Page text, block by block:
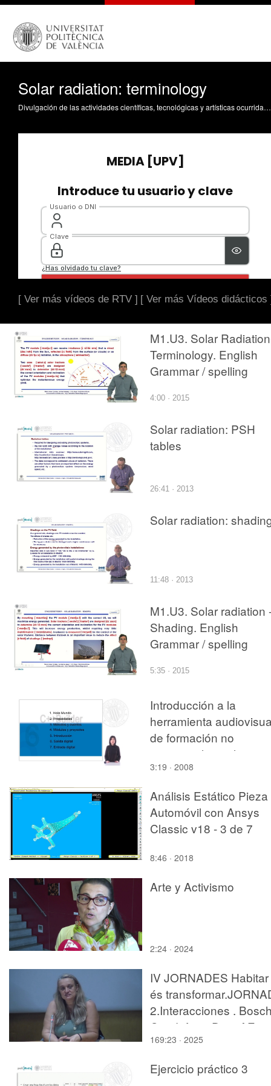
Solar radiation: terminology
Divulgación de las actividades científicas, tecnológicas y artísticas ocurridas en los tres campus de la UPV
[ Ver más vídeos de RTV ] [ Ver más Vídeos didácticos
M1.U3. Solar
Terminology. English
Grammar / spelling
4:00 · 2015
Solar radiation: PSH
tables
26:41 · 2013
Solar radiation:
11:48 · 2013
M1.U3. Solar radiation
Shading. English
Grammar / spelling
5:35 · 2015
Introducción a la
herramienta
de formación no
presencial para la
informática industrial
3:19 · 2008
Análisis Estático Pieza
Automóvil con Ansys
Classic v18 - 3 de 7
8:46 · 2018
Arte y Activismo
2:24 · 2024
IV JORNADES Habitar
és
2.Interacciones .
Capdeferro Data AE
NARCH Maira
(IMHAB)
169:23 · 2025
Ejercicio práctico 3